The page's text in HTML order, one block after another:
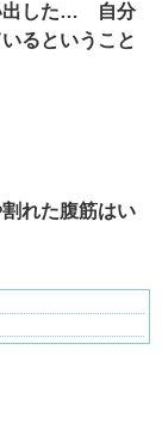
出した… 自分
るということ
れた腹筋はい